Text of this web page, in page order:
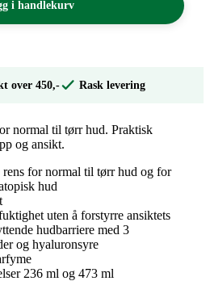
i handlekurv
over 450,- Rask levering
normal til tørr hud. Praktisk
og ansikt.
for normal til tørr hud og for
hud
uten å forstyrre ansiktets
hudbarriere med 3
og hyaluronsyre
236 ml og 473 ml